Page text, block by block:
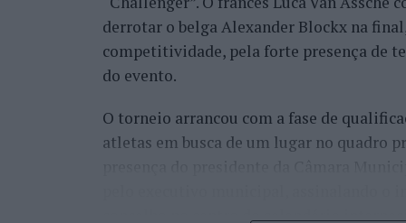
derrotar o belga Alexander Blockx na
competitividade, pela forte presença de
do evento.
O torneio arrancou com a fase de
atletas em busca de um lugar no quadro
concelho no centro do calendário